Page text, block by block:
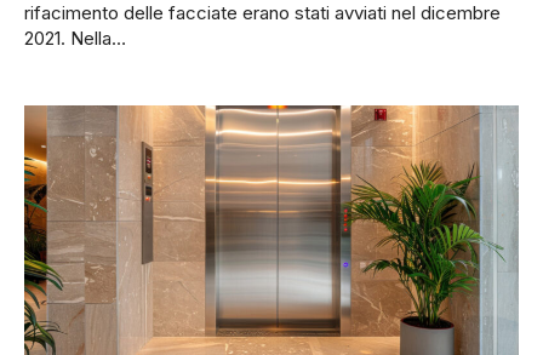
rifacimento delle facciate erano stati avviati nel dicembre
2021. Nella…